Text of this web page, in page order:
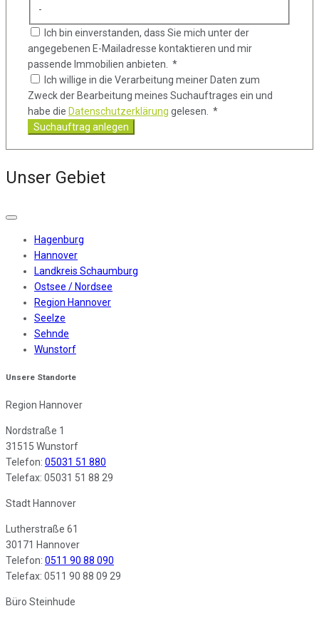
-
Ich bin einverstanden, dass Sie mich unter der
angegebenen E-Mailadresse kontaktieren und mir
passende Immobilien anbieten. *
Ich willige in die Verarbeitung meiner Daten zum
Zweck der Bearbeitung meines Suchauftrages ein und
habe die Datenschutzerklärung gelesen. *
Suchauftrag anlegen
Unser Gebiet
Hagenburg
Hannover
Landkreis Schaumburg
Ostsee / Nordsee
Region Hannover
Seelze
Sehnde
Wunstorf
Unsere Standorte
Region Hannover
Nordstraße 1
31515 Wunstorf
Telefon: 05031 51 880
Telefax: 05031 51 88 29
Stadt Hannover
Lutherstraße 61
30171 Hannover
Telefon: 0511 90 88 090
Telefax: 0511 90 88 09 29
Büro Steinhude